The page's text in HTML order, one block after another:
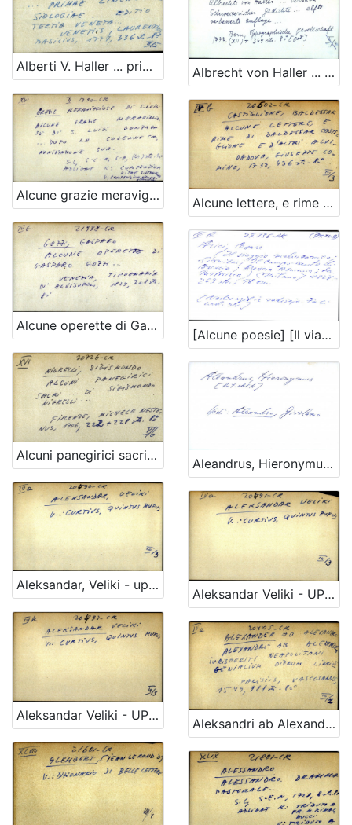
Alberti V. Haller ... primae lineae physiologiae .... Albrecht von Haller ... versuch Schweizerischer gedichte ...
Alcune grazie meravigliose di s. Luigi Gonzaga ... dopo la solenne canonizzazione sua - ADLIGAT Alcune lettere, e rime di Baldessar Castiglione e d' altri alvi ...
Alcune operette di Gasparo Gozzi
[Alcune poesie] [Il viaggio malinconico ....]
Alcuni panegirici sacri ... di Sigismundo Nigrelli ...
Aleandrus, Hieronymus OPĆA UPUTNICA
Aleksandar, Veliki - uputnica
Aleksandar Veliki - UPUTNICA
Aleksandar Veliki - UPUTNICA
Aleksandri ab Alexandro iurisperiti Neapolitani genialium dierum libri VI